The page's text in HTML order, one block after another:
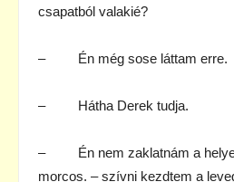
csapatból valakié?
– Én még sose láttam erre.
– Hátha Derek tudja.
– Én nem zaklatnám a
morcos. – szívni kezdtem a